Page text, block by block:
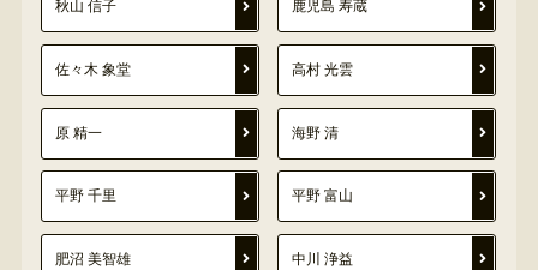
秋山 信子 鹿児島 寿蔵
佐々木 象堂 高村 光雲
原 精一 海野 清
平野 千里 平野 富山
肥沼 美智雄 中川 浄益